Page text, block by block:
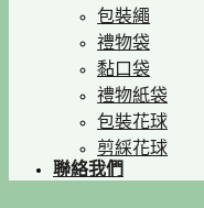
包裝繩
禮物袋
黏口袋
禮物紙袋
包裝花球
剪綵花球
聯絡我們